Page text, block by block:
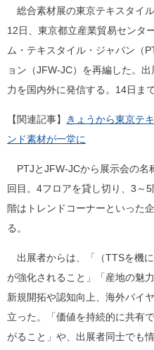
総合素材展の東京テキスタイ
12日、東京都立産業貿易センタ
ム・テキスタイル・ジャパン（
ョン（JFW-JC）を再編した。
力を国内外に発信する。14日まで
【関連記事】
きょうから東京テ
ンド素材が一堂に
PTJとJFW-JCから展示会の名
回目。4フロアを貸し切り、3～
階はトレンドコーナーといった
る。
出展者からは、「（TTSを機
が強化されること」「産地の魅
新規開拓や認知向上、海外バイ
立った。「価値を持続的に共有
がること」や、出展者同士でも